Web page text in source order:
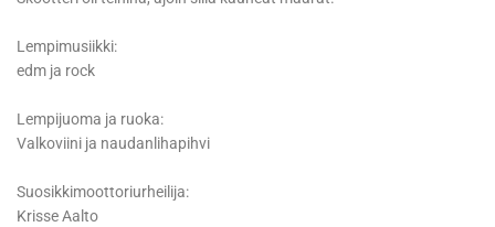
Lempimusiikki:
edm ja rock
Lempijuoma ja ruoka:
Valkoviini ja naudanlihapihvi
Suosikkimoottoriurheilija:
Krisse Aalto